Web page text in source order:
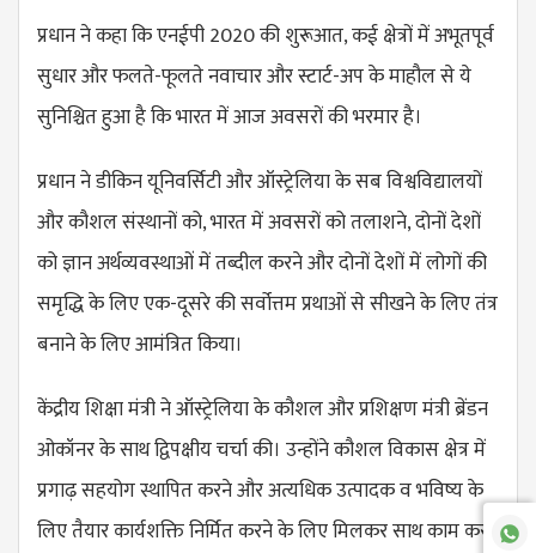
प्रधान ने कहा कि एनईपी 2020 की शुरूआत, कई क्षेत्रों में अभूतपूर्व
सुधार और फलते-फूलते नवाचार और स्टार्ट-अप के माहौल से ये
सुनिश्चित हुआ है कि भारत में आज अवसरों की भरमार है।
प्रधान ने डीकिन यूनिवर्सिटी और ऑस्ट्रेलिया के सब विश्वविद्यालयों
और कौशल संस्थानों को, भारत में अवसरों को तलाशने, दोनों देशों
को ज्ञान अर्थव्यवस्थाओं में तब्दील करने और दोनों देशों में लोगों की
समृद्धि के लिए एक-दूसरे की सर्वोत्तम प्रथाओं से सीखने के लिए तंत्र
बनाने के लिए आमंत्रित किया।
केंद्रीय शिक्षा मंत्री ने ऑस्ट्रेलिया के कौशल और प्रशिक्षण मंत्री ब्रेंडन
ओकॉनर के साथ द्विपक्षीय चर्चा की। उन्होंने कौशल विकास क्षेत्र में
प्रगाढ़ सहयोग स्थापित करने और अत्यधिक उत्पादक व भविष्य के
लिए तैयार कार्यशक्ति निर्मित करने के लिए मिलकर साथ काम करने